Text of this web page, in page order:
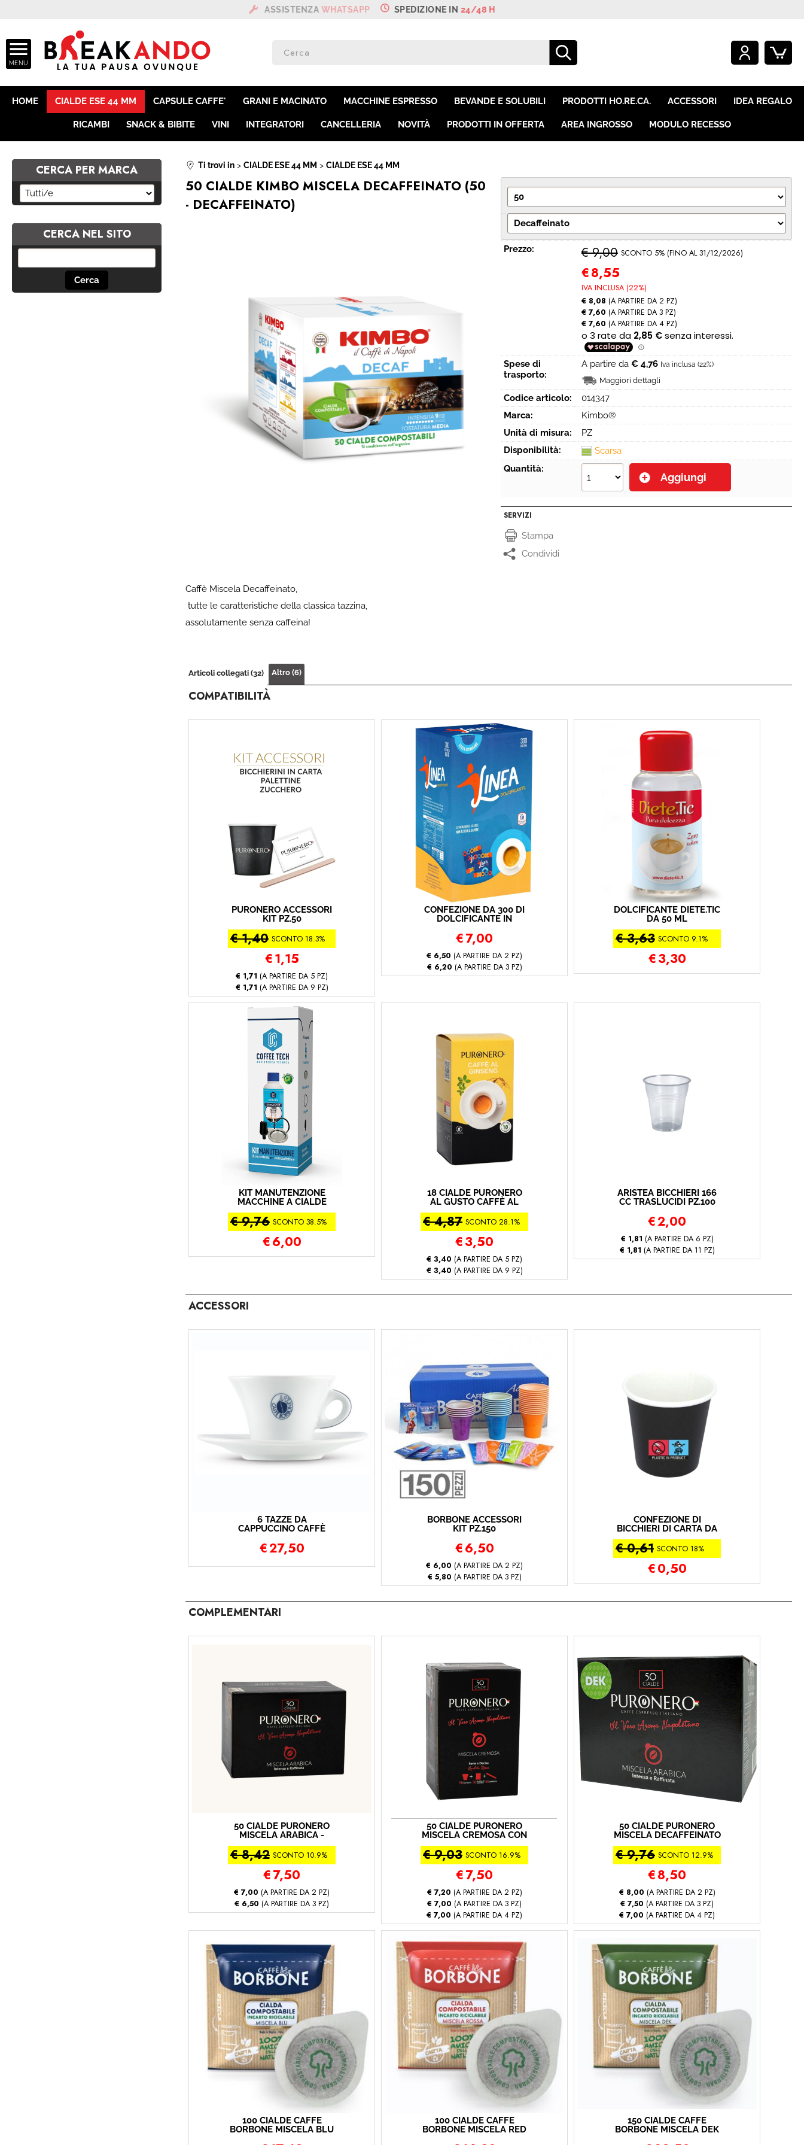
ASSISTENZAWHATSAPP SPEDIZIONE IN 24/48 H
Per completare l'ordine inserisci
poi clicca sul pulsante "Accedi"
E-mail:
Password:
Hai perso la password?
Se non sei ancora registrato sul
"Registrati"
HOME CIALDE ESE 44 MM CAPSULE CAFFE' GRANI E MACINATO MACCHINE ESPRESSO BEVANDE E SOLUBILI PRODOTTI HO.RE.CA. ACCESSORI IDEA REGALO
RICAMBI SNACK & BIBITE VINI INTEGRATORI CANCELLERIA NOVITÀ PRODOTTI IN OFFERTA AREA INGROSSO MODULO RECESSO
CERCA PER MARCA
CERCA NEL SITO
Ti trovi in CIALDE ESE 44 MM CIALDE ESE 44 MM
50 CIALDE KIMBO MISCELA DECAFFEINATO (50
- DECAFFEINATO)
Prezzo: € 9,00 SCONTO 5% (FINO AL 31/12/2026)
€8,55
IVA INCLUSA (22%)
€ 8,08 (A PARTIRE DA 2 PZ)
€ 7,60 (A PARTIRE DA 3 PZ)
€ 7,60 (A PARTIRE DA 4 PZ)
Spese di
trasporto:
A partire da € 4,76 Iva inclusa (22%)
Maggiori dettagli
Codice articolo:
014347
Marca:
Kimbo®
Unità di misura:
PZ
Disponibilità:
Scarsa
Quantità:
SERVIZI
Stampa
Condividi
Caffè Miscela Decaffeinato,
tutte le caratteristiche della classica tazzina,
assolutamente senza caffeina!
Articoli collegati (32) Altro (6)
COMPATIBILITÀ
PURONERO ACCESSORI
KIT PZ.50
€ 1,40 SCONTO 18.3%
€1,15
€ 1,71 (A PARTIRE DA 5 PZ)
€ 1,71 (A PARTIRE DA 9 PZ)
CONFEZIONE DA 300 DI
DOLCIFICANTE IN
PURONERO
€7,00
€ 6,50 (A PARTIRE DA 2 PZ)
€ 6,20 (A PARTIRE DA 3 PZ)
DOLCIFICANTE DIETE.TIC
DA 50 ML
€ 3,63 SCONTO 9.1%
€3,30
KIT MANUTENZIONE
MACCHINE A CIALDE
COFFEE TECH
€ 9,76 SCONTO 38.5%
€6,00
18 CIALDE PURONERO
AL GUSTO CAFFÈ AL
GINSENG 126 GR (18
cialda caffè - ginseng)
€ 4,87 SCONTO 28.1%
€3,50
€ 3,40 (A PARTIRE DA 5 PZ)
€ 3,40 (A PARTIRE DA 9 PZ)
ARISTEA BICCHIERI 166
CC TRASLUCIDI PZ.100
€2,00
€ 1,81 (A PARTIRE DA 6 PZ)
€ 1,81 (A PARTIRE DA 11 PZ)
ACCESSORI
6 TAZZE DA
CAPPUCCINO CAFFÈ
€27,50
BORBONE ACCESSORI
KIT PZ.150
€6,50
€ 6,00 (A PARTIRE DA 2 PZ)
€ 5,80 (A PARTIRE DA 3 PZ)
CONFEZIONE DI
BICCHIERI DI CARTA DA
CAFFE' 60 ML PZ 50
(2X25PZ) PURONERO
€ 0,61 SCONTO 18%
€0,50
COMPLEMENTARI
50 CIALDE PURONERO
MISCELA ARABICA -
CREMA ORO (50 -
Miscela Crema Oro)
€ 8,42 SCONTO 10.9%
€7,50
€ 7,00 (A PARTIRE DA 2 PZ)
€ 6,50 (A PARTIRE DA 3 PZ)
50 CIALDE PURONERO
MISCELA CREMOSA CON
KIT ACCESSORI INCLUSI
(50 cialde kit - Miscela
Cremosa)
€ 9,03 SCONTO 16.9%
€7,50
€ 7,20 (A PARTIRE DA 2 PZ)
€ 7,00 (A PARTIRE DA 3 PZ)
€ 7,00 (A PARTIRE DA 4 PZ)
50 CIALDE PURONERO
MISCELA DECAFFEINATO
(50 - Decaffeinato)
€ 9,76 SCONTO 12.9%
€8,50
€ 8,00 (A PARTIRE DA 2 PZ)
€ 7,50 (A PARTIRE DA 3 PZ)
€ 7,00 (A PARTIRE DA 4 PZ)
100 CIALDE CAFFÈ
BORBONE MISCELA BLU
100 CIALDE CAFFÈ
BORBONE MISCELA RED
150 CIALDE CAFFÈ
BORBONE MISCELA DEK